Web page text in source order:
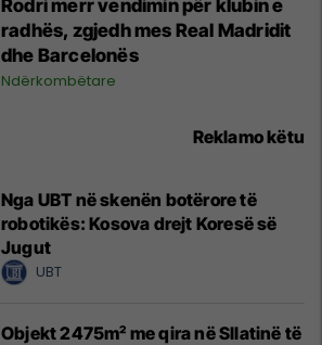
Rodri merr vendimin për klubin e
radhës, zgjedh mes Real Madridit
dhe Barcelonës
Ndërkombëtare
Reklamo këtu
Nga UBT në skenën botërore të
robotikës: Kosova drejt Koresë së
Jugut
UBT
Objekt 2475m² me qira në Sllatinë të